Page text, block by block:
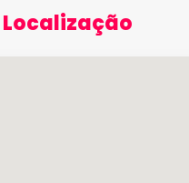
Localização